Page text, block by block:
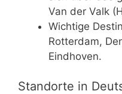
Van der Valk
Wichtige
Rotterdam,
Eindhoven.
Standorte in